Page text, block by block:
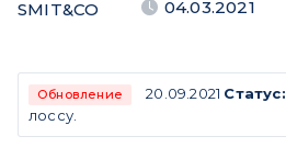
SMIT&CO 04.03.2021
Обновление 20.09.2021 Статус:
лоссу.